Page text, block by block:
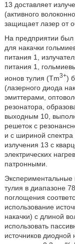
13 доставляет
(активного
защищает лазер от
На предприятии был
для накачки
питания 1,
питания 1,
ионов тулия (Tm3+)
(лазерного диода
эмиттерами,
резонатора,
выходным 10,
решеток с
и с шириной
излучения 13 с
электрических
патронными.
Экспериментальные
тулия в диапазоне
поглощения
использование
накачки) с длиной
использовать
источников диодной